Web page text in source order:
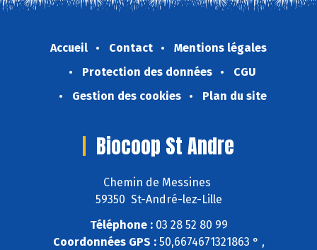
Accueil Contact
Mentions légales
Protection des données
CGU
Gestion des cookies
Plan du site
Biocoop St Andre
Chemin de Messines
59350 St-André-lez-Lille
Téléphone :03 28 52 80 99
Coordonnées GPS :50,6674671321863 ° ,